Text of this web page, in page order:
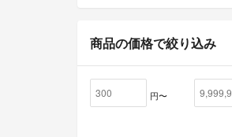
商品の価格で絞り込み
円〜